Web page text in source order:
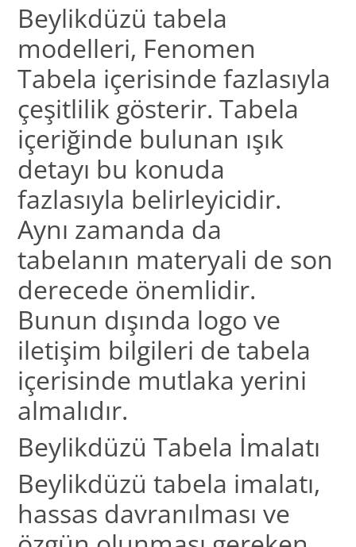
Beylikdüzü tabela
modelleri, Fenomen
Tabela içerisinde fazlasıyla
çeşitlilik gösterir. Tabela
içeriğinde bulunan ışık
detayı bu konuda
fazlasıyla belirleyicidir.
Aynı zamanda da
tabelanın materyali de son
derecede önemlidir.
Bunun dışında logo ve
iletişim bilgileri de tabela
içerisinde mutlaka yerini
almalıdır.
Beylikdüzü Tabela İmalatı
Beylikdüzü tabela imalatı,
hassas davranılması ve